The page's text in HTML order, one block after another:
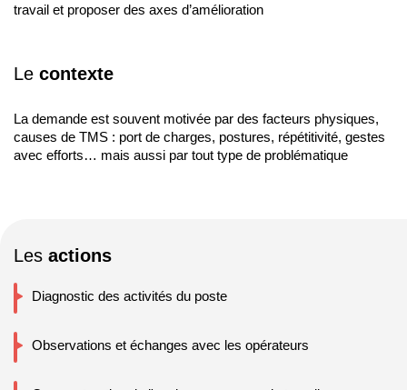
travail et proposer des axes d’amélioration
Le contexte
La demande est souvent motivée par des facteurs physiques,
causes de TMS : port de charges, postures, répétitivité, gestes
avec efforts… mais aussi par tout type de problématique
Les actions
Diagnostic des activités du poste
Observations et échanges avec les opérateurs